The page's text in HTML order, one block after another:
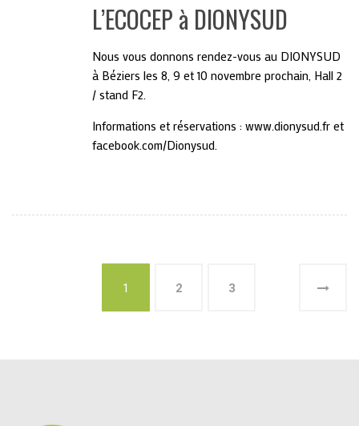
L’ECOCEP à DIONYSUD
Nous vous donnons rendez-vous au DIONYSUD
à Béziers les 8, 9 et 10 novembre prochain, Hall 2
/ stand F2.
Informations et réservations : www.dionysud.fr et
facebook.com/Dionysud.
1 2 3